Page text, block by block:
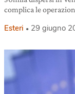
complica le
Esteri 29 giugno